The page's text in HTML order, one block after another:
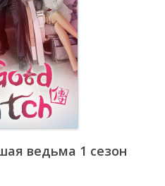
ведьма 1 сезон